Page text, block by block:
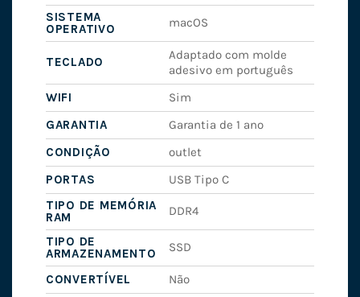
SISTEMA
OPERATIVO
macOS
TECLADO
Adaptado com molde
adesivo em português
WIFI
Sim
GARANTIA
Garantia de 1 ano
CONDIÇÃO
outlet
PORTAS
USB Tipo C
TIPO DE MEMÓRIA
RAM
DDR4
TIPO DE
ARMAZENAMENTO
SSD
CONVERTÍVEL
Não